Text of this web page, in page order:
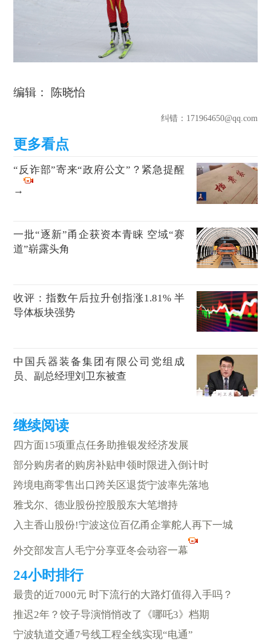
编辑： 陈晓怡
纠错：171964650@qq.com
“反诈部”寄来“政府公文”？紧急提醒
→
一批“逐新”甬企获资本青睐 空域“赛
道”崭露头角
收评：指数午后拉升创指涨1.81% 半
导体板块强势
中国兵器装备集团有限公司党组成
员、副总经理刘卫东被查
四方面15项重点任务助推银发经济发展
部分购房者的购房补贴申领时限进入倒计时
跨境电商零售出口跨关区退货宁波率先落地
雅戈尔、德业股份控股股东大笔增持
入主香山股份!宁波这位百亿甬企掌舵人再下一城
外交部发言人毛宁分享亚冬会动容一幕
最贵的近7000元 时下流行的大路灯值得入手吗？
推迟2年？饺子导演悄悄改了《哪吒3》档期
宁波轨道交通7号线工程全线实现“电通”